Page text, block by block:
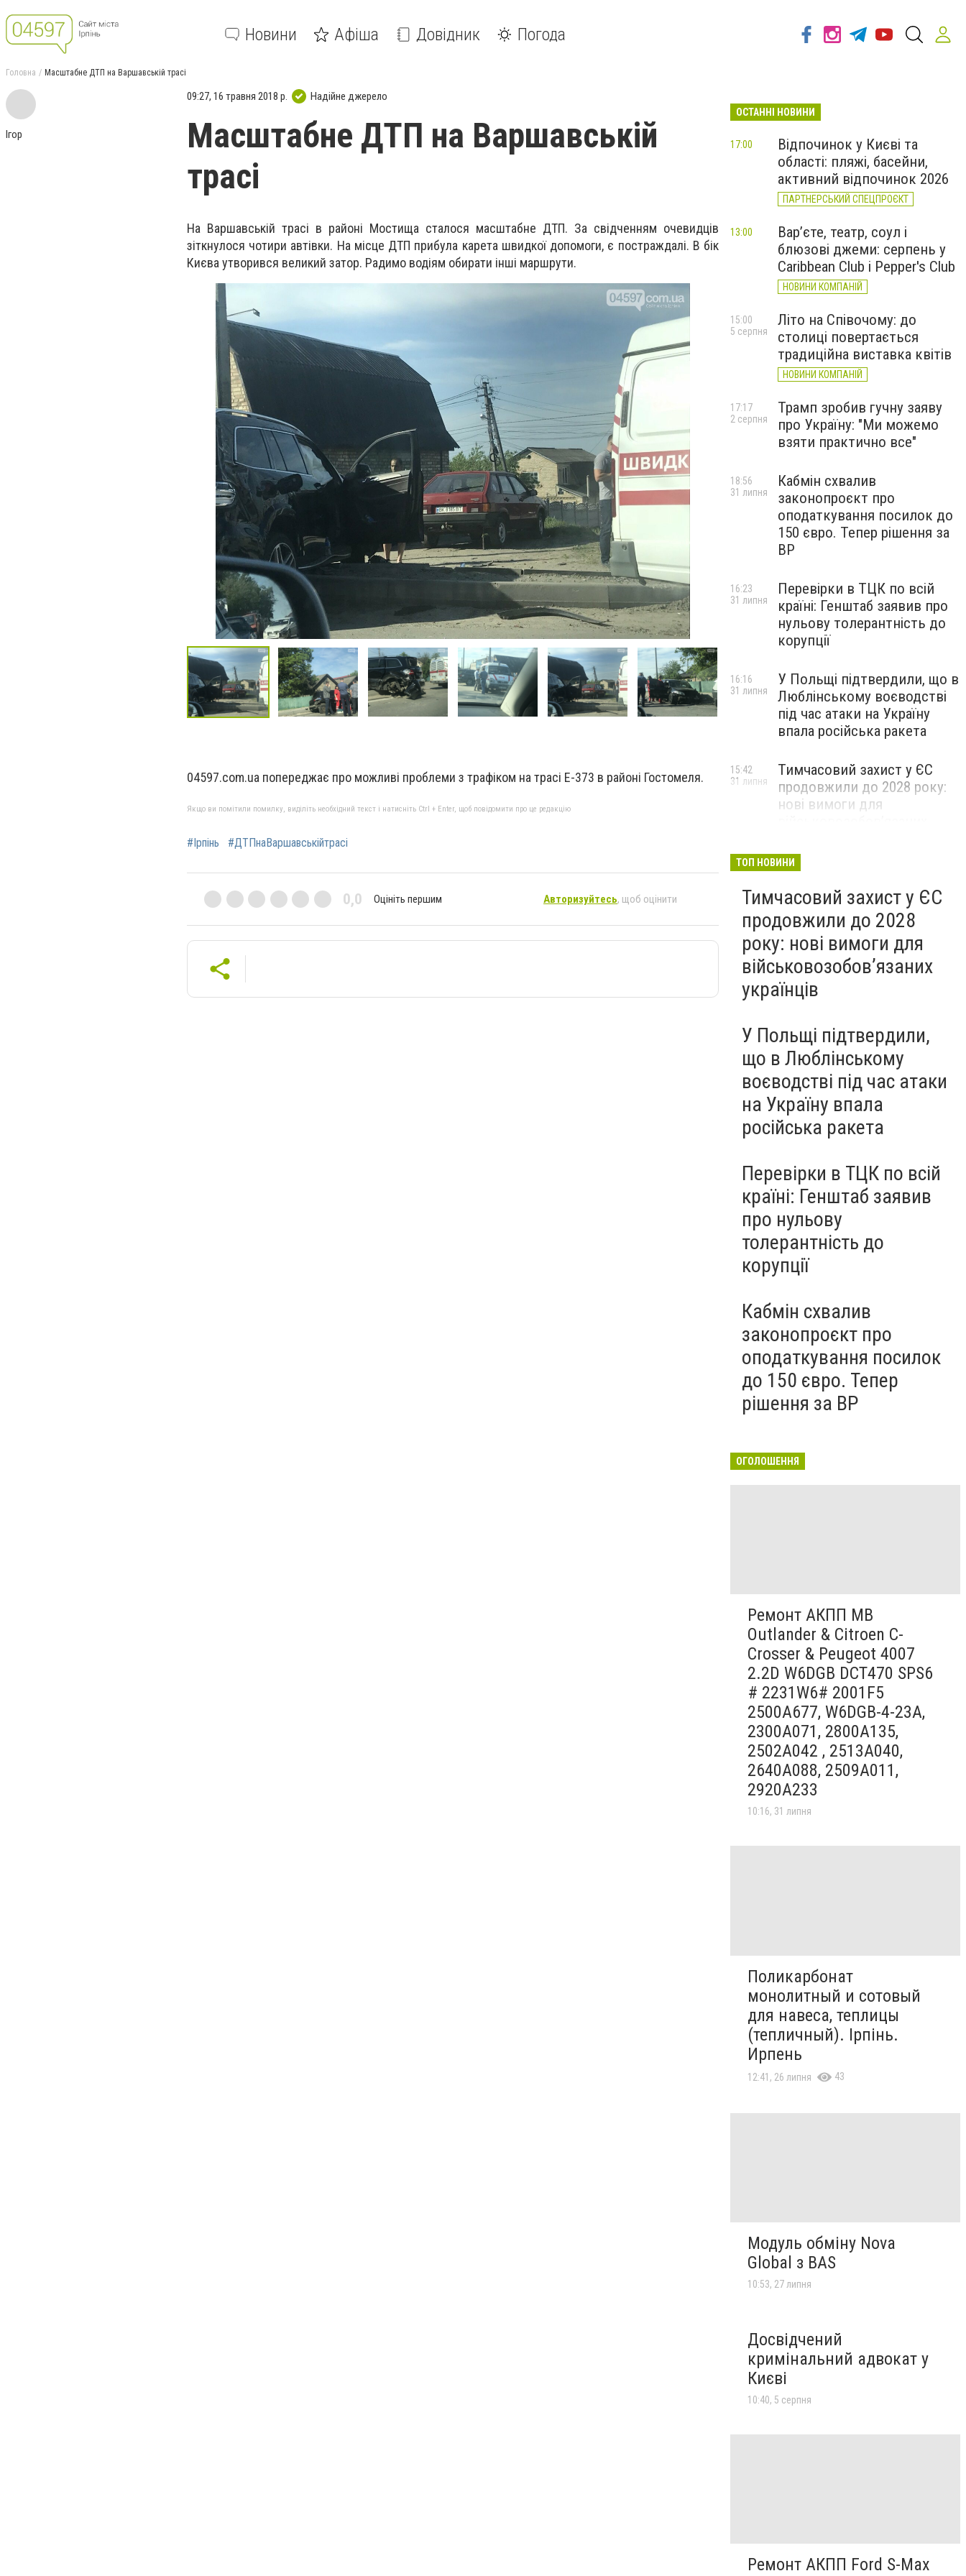
Новини Афіша Довідник Погода
Головна Масштабне ДТП на Варшавській трасі
Ігор
09:27, 16 травня 2018 р. Надійне джерело
Масштабне ДТП на Варшавській
трасі
На Варшавській трасі в районі Мостища сталося масштабне ДТП. За свідченням очевидців
зіткнулося чотири автівки. На місце ДТП прибула карета швидкої допомоги, є постраждалі. В бік
Києва утворився великий затор. Радимо водіям обирати інші маршрути.
04597.com.ua попереджає про можливі проблеми з трафіком на трасі Е-373 в районі Гостомеля.
Якщо ви помітили помилку, виділіть необхідний текст і натисніть Ctrl + Enter, щоб повідомити про це редакцію
#Ірпінь #ДТПнаВаршавськійтрасі
0,0 Оцініть першим Авторизуйтесь, щоб оцінити
ОСТАННІ НОВИНИ
Відпочинок у Києві та
області: пляжі, басейни,
активний відпочинок 2026
ПАРТНЕРСЬКИЙ СПЕЦПРОЄКТ
17:00
Вар’єте, театр, соул і
блюзові джеми: серпень у
Caribbean Club і Pepper's Club
НОВИНИ КОМПАНІЙ
13:00
Літо на Співочому: до
столиці повертається
традиційна виставка квітів
НОВИНИ КОМПАНІЙ
15:00
5 серпня
Трамп зробив гучну заяву
про Україну: "Ми можемо
взяти практично все"
17:17
2 серпня
Кабмін схвалив
законопроєкт про
оподаткування посилок до
150 євро. Тепер рішення за
ВР
18:56
31 липня
Перевірки в ТЦК по всій
країні: Генштаб заявив про
нульову толерантність до
корупції
16:23
31 липня
У Польщі підтвердили, що в
Люблінському воєводстві
під час атаки на Україну
впала російська ракета
16:16
31 липня
Тимчасовий захист у ЄС
продовжили до 2028 року:
нові вимоги для
15:42
31 липня
ТОП НОВИНИ
Тимчасовий захист у ЄС
продовжили до 2028
року: нові вимоги для
військовозобов’язаних
українців
У Польщі підтвердили,
що в Люблінському
воєводстві під час атаки
на Україну впала
російська ракета
Перевірки в ТЦК по всій
країні: Генштаб заявив
про нульову
толерантність до
корупції
Кабмін схвалив
законопроєкт про
оподаткування посилок
до 150 євро. Тепер
рішення за ВР
ОГОЛОШЕННЯ
Ремонт АКПП MB
Outlander & Citroen C-
Crosser & Peugeot 4007
2.2D W6DGB DCT470 SPS6
# 2231W6# 2001F5
2500A677, W6DGB-4-23A,
2300A071, 2800A135,
2502A042 , 2513A040,
2640A088, 2509A011,
2920A233
10:16, 31 липня
Поликарбонат
монолитный и сотовый
для навеса, теплицы
(тепличный). Ірпінь.
Ирпень
12:41, 26 липня 43
Модуль обміну Nova
Global з BAS
10:53, 27 липня
Досвідчений
кримінальний адвокат у
Києві
10:40, 5 серпня
Ремонт АКПП Ford S-Max